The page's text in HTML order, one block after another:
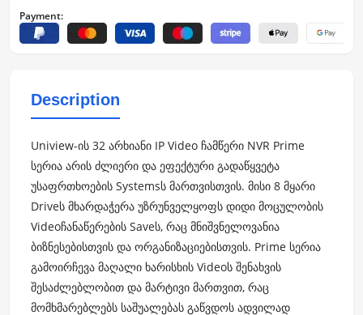
Payment:
Description
Uniview-ის 32 არხიანი IP Video ჩამწერი NVR Prime
სერია არის ძლიერი და ეფექტური გადაწყვეტა
უსაფრთხოების Systemsს მართვისთვის. მისი 8 მყარი
Driveს მხარდაჭერა უზრუნველყოფს დიდი მოცულობის
Videoჩანაწერების Saveს, რაც მნიშვნელოვანია
ბიზნესებისთვის და ორგანიზაციებისთვის. Prime სერია
გამოირჩევა მაღალი ხარისხის Videoს შენახვის
შესაძლებლობით და მარტივი მართვით, რაც
მომხმარებლებს საშუალებას გაწვდოს ადვილად